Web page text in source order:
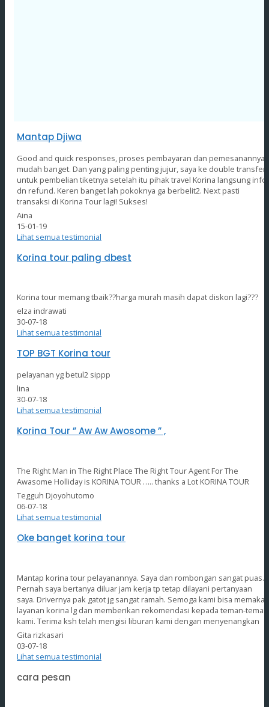
Mantap Djiwa
Good and quick responses, proses pembayaran dan pemesanannya
mudah banget. Dan yang paling penting jujur, saya ke double transfer
untuk pembelian tiketnya setelah itu pihak travel Korina langsung info
dn refund. Keren banget lah pokoknya ga berbelit2. Next pasti
transaksi di Korina Tour lagi! Sukses!
Aina
15-01-19
Lihat semua testimonial
Korina tour paling dbest
Korina tour memang tbaik??harga murah masih dapat diskon lagi???
elza indrawati
30-07-18
Lihat semua testimonial
TOP BGT Korina tour
pelayanan yg betul2 sippp
lina
30-07-18
Lihat semua testimonial
Korina Tour ” Aw Aw Awosome ” ,
The Right Man in The Right Place The Right Tour Agent For The
Awasome Holliday is KORINA TOUR ….. thanks a Lot KORINA TOUR
Tegguh Djoyohutomo
06-07-18
Lihat semua testimonial
Oke banget korina tour
Mantap korina tour pelayanannya. Saya dan rombongan sangat puas.
Pernah saya bertanya diluar jam kerja tp tetap dilayani pertanyaan
saya. Drivernya pak gatot jg sangat ramah. Semoga kami bisa memakai
layanan korina lg dan memberikan rekomendasi kepada teman-teman
kami. Terima ksh telah mengisi liburan kami dengan menyenangkan
Gita rizkasari
03-07-18
Lihat semua testimonial
cara pesan